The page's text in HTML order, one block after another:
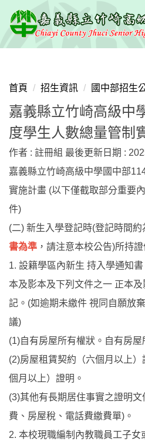
到
主
要
區
首頁 招生資訊 國中部招生
嘉義縣立竹崎高級中
度學生人數總量管制
作者 : 註冊組 最後更新日期 :
嘉義縣立竹崎高級中學國中部
實施計畫 (以下僅截取部分重要
件)
(二) 新生入學登記時(登記時間約
書為準 ，請注意本校公告)所持證
1. 設籍學區內新生 持入學通知
本及影本及下列文件之一 正本
記。(如逾期未繳件 視同自願放
議)
(1)自有房屋所有權狀。自有房屋
(2)房屋租賃契約（六個月以上
個月以上）證明。
(3)其他有長期居住事實之證明
費、房屋稅、電話費繳費單)。
2. 本校現職編制內教職員工子